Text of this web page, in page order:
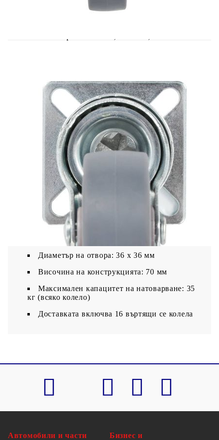
вибрации, което позволява на колелцата да
работят гладко и тихо. Освен това техните меки
повърхности ефективно предпазват вашия под
от надраскване. Освен това желязната рамка с
поцинковано покритие е силно устойчива на
ръжда и по този начин допринася за здравината
и издръжливостта на колелцата. Всяко колело
има максимална товароносимост до 35 кг.
Доставката включва 16 въртящи се колела.
Цвят: Сив
Материал: TPR (термопластична гума) и
поцинковано желязо
Диаметър на колелцата: 50 мм
Ширина на колелото: 20 мм
Размери на пластината: 50 x 50 мм (Д x Ш)
Диаметър на отвора: 36 х 36 мм
Височина на конструкцията: 70 мм
Максимален капацитет на натоварване: 35
кг (всяко колело)
Доставката включва 16 въртящи се колела
Автомобили и части
Бизнес и